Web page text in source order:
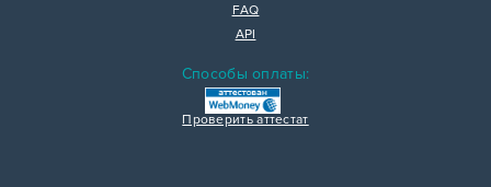
FAQ
API
Способы оплаты:
Проверить аттестат